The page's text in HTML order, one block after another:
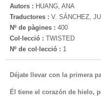
Autors : HUANG, ANA
Traductores : V. SÁNCHEZ,
Nº de pàgines : 400
Col·lecció : TWISTED
Nº de col·lecció : 1
Déjate llevar con la primera
Él tiene el corazón de hielo,